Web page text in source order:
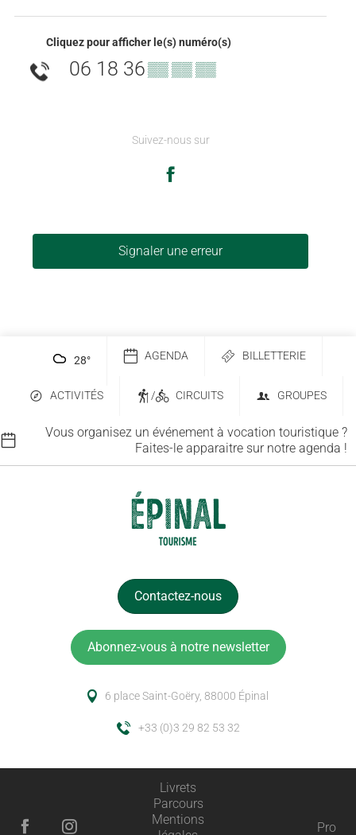
Cliquez pour afficher le(s) numéro(s)
06 18 36▒▒ ▒▒ ▒▒
Suivez-nous sur
Signaler une erreur
28° AGENDA BILLETTERIE
ACTIVITÉS / CIRCUITS GROUPES
Vous organisez un événement à vocation touristique ?
Faites-le apparaitre sur notre agenda !
Contactez-nous
Abonnez-vous à notre newsletter
6 place Saint-Goëry, 88000 Épinal
+33 (0)3 29 82 53 32
Livrets
Parcours
Mentions
Pro